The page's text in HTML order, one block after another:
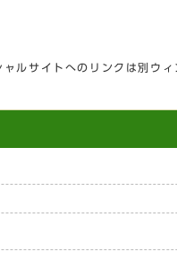
ャルサイトへのリンクは別ウィ